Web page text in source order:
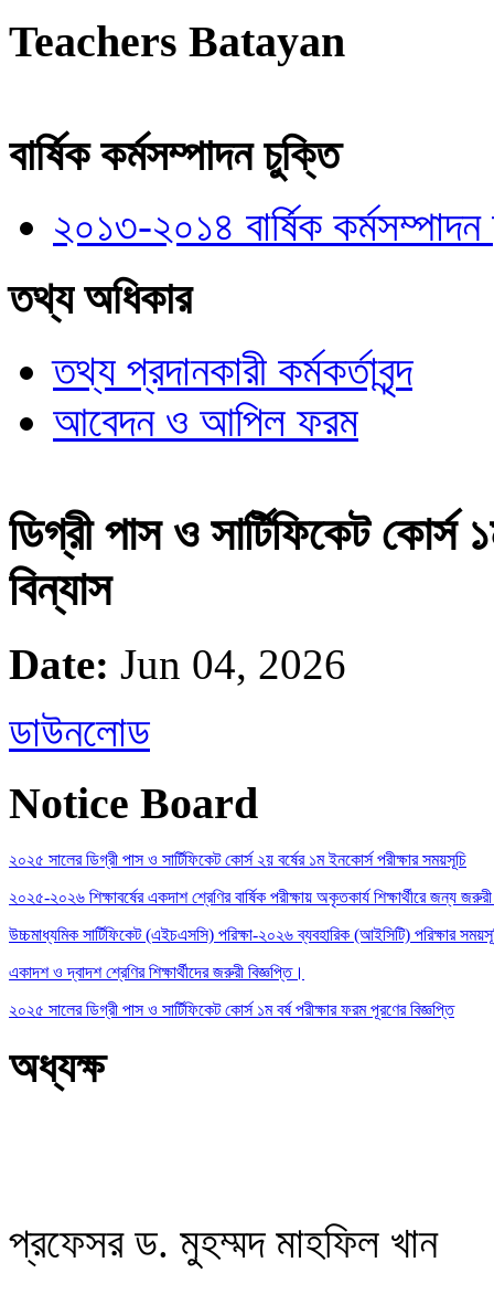
Teachers Batayan
বার্ষিক কর্মসম্পাদন চুক্তি
২০১৩-২০১৪ বার্ষিক
তথ্য অধিকার
তথ্য প্রদানকারী কর্মকর্তাবৃন্দ
আবেদন ও আপিল ফরম
ডিগ্রী পাস ও সার্টিফিকেট
বিন্যাস
Date: Jun 04, 2026
ডাউনলোড
Notice Board
২০২৫ সালের ডিগ্রী পাস ও সার্টিফিকেট কোর্স ২য় বর্ষের ১ম ইনকোর্স পরীক্ষার সময়সূচি
২০২৫-২০২৬ শিক্ষাবর্ষের একদাশ শ্রেণির বার্ষিক পরীক্ষায় অকৃতকার্য শিক্ষার্থীরে জন্য জরুরী
উচ্চমাধ্যমিক সার্টিফিকেট (এইচএসসি) পরিক্ষা-২০২৬ ব্যবহারিক (আইসিটি) পরিক্ষার
একাদশ ও দ্বাদশ শ্রেণির শিক্ষার্থীদের জরুরী বিজ্ঞপ্তি।
২০২৫ সালের ডিগ্রী পাস ও সার্টিফিকেট কোর্স ১ম বর্ষ পরীক্ষার ফরম পূরণের বিজ্ঞপ্তি
অধ্যক্ষ
প্রফেসর ড. মুহম্মদ মাহফিল খান